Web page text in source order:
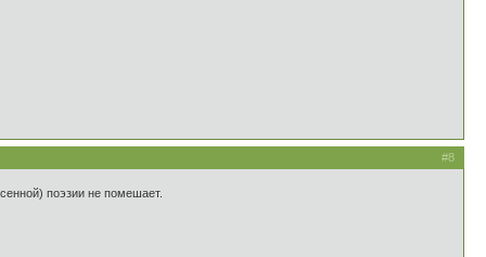
#8
поэзии не помешает.